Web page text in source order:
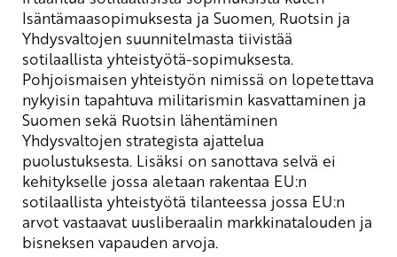
Isäntämaasopimuksesta ja Suomen, Ruotsin ja
Yhdysvaltojen suunnitelmasta tiivistää
sotilaallista yhteistyötä-sopimuksesta.
Pohjoismaisen yhteistyön nimissä on lopetettava
nykyisin tapahtuva militarismin kasvattaminen ja
Suomen sekä Ruotsin lähentäminen
Yhdysvaltojen strategista ajattelua
puolustuksesta. Lisäksi on sanottava selvä ei
kehitykselle jossa aletaan rakentaa EU:n
sotilaallista yhteistyötä tilanteessa jossa EU:n
arvot vastaavat uusliberaalin markkinatalouden ja
bisneksen vapauden arvoja.